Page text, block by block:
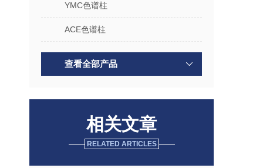
YMC色谱柱
ACE色谱柱
查看全部产品
相关文章
RELATED ARTICLES